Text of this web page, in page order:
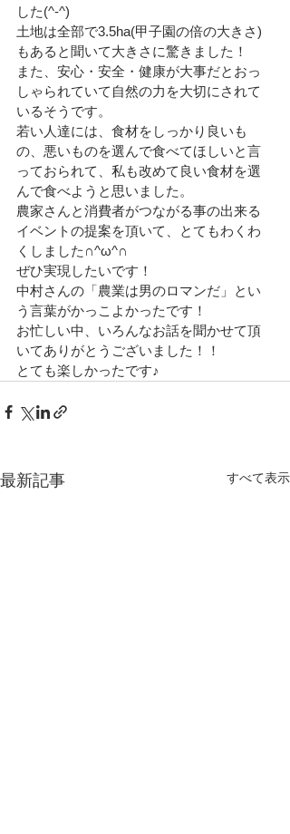
した(^-^)
土地は全部で3.5ha(甲子園の倍の大きさ)
もあると聞いて大きさに驚きました！
また、安心・安全・健康が大事だとおっ
しゃられていて自然の力を大切にされて
いるそうです。
若い人達には、食材をしっかり良いも
の、悪いものを選んで食べてほしいと言
っておられて、私も改めて良い食材を選
んで食べようと思いました。
農家さんと消費者がつながる事の出来る
イベントの提案を頂いて、とてもわくわ
くしました∩^ω^∩
ぜひ実現したいです！
中村さんの「農業は男のロマンだ」とい
う言葉がかっこよかったです！
お忙しい中、いろんなお話を聞かせて頂
いてありがとうございました！！
とても楽しかったです♪
最新記事 すべて表示